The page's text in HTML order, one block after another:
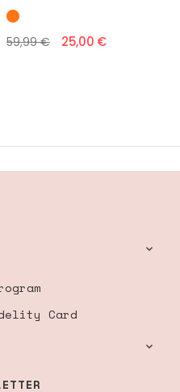
arancio...
59,99 € 25,00 €

Card
